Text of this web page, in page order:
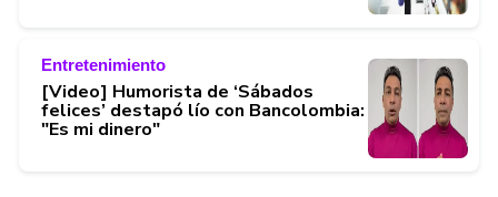
Entretenimiento
[Video] Humorista de ‘Sábados
felices’ destapó lío con Bancolombia:
"Es mi dinero"